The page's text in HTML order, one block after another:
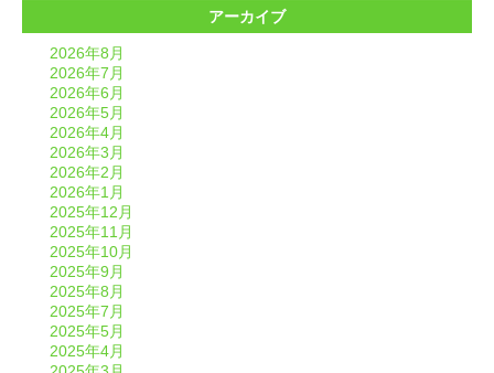
アーカイブ
2026年8月
2026年7月
2026年6月
2026年5月
2026年4月
2026年3月
2026年2月
2026年1月
2025年12月
2025年11月
2025年10月
2025年9月
2025年8月
2025年7月
2025年5月
2025年4月